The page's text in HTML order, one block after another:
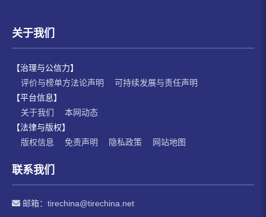
关于我们
【治理与公信力】
评价与榜单方法论声明
可持续发展与责任声明
【平台信息】
关于我们
本网动态
【法律与版权】
版权信息
免责声明 隐私政策 网站地图
联系我们
邮箱： tirechina@tirechina.net